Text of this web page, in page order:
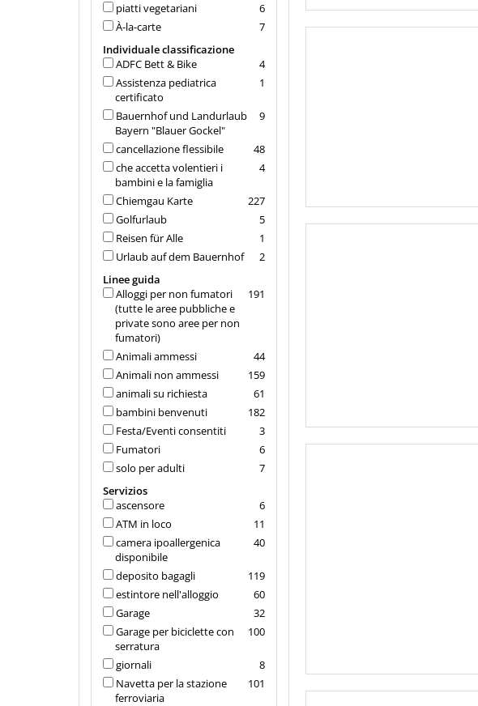
6
piatti vegetariani
7
À-la-carte
Individuale classificazione
4
ADFC Bett & Bike
1
Assistenza pediatrica
certificato
9
Bauernhof und Landurlaub
Bayern "Blauer Gockel"
48
cancellazione flessibile
4
che accetta volentieri i
bambini e la famiglia
227
Chiemgau Karte
5
Golfurlaub
1
Reisen für Alle
2
Urlaub auf dem Bauernhof
Linee guida
191
Alloggi per non fumatori
(tutte le aree pubbliche e
private sono aree per non
fumatori)
44
Animali ammessi
159
Animali non ammessi
61
animali su richiesta
182
bambini benvenuti
3
Festa/Eventi consentiti
6
Fumatori
7
solo per adulti
Servizios
6
ascensore
11
ATM in loco
40
camera ipoallergenica
disponibile
119
deposito bagagli
60
estintore nell'alloggio
32
Garage
100
Garage per biciclette con
serratura
8
giornali
101
Navetta per la stazione
ferroviaria